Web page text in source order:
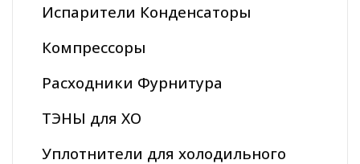
Испарители Конденсаторы
Компрессоры
Расходники Фурнитура
ТЭНЫ для ХО
Уплотнители для холодильного